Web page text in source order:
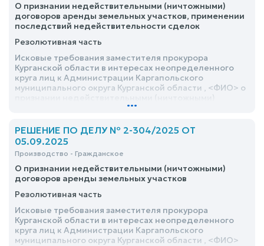
О признании недействительными (ничтожными)
договоров аренды земельных участков, применении
последствий недействительности сделок
Резолютивная часть
Исковые требования заместителя прокурора
Курганской области в интересах неопределенного
круга лиц к Администрации Каргапольского
муниципального округа Курганской области , <ФИО> о
договоров аренды земельных участков, применении
удовлетворить
...
РЕШЕНИЕ ПО ДЕЛУ № 2-304/2025 ОТ
05.09.2025
Производство - Гражданское
О признании недействительными (ничтожными)
договоров аренды земельных участков
Резолютивная часть
Исковые требования заместителя прокурора
Курганской области в интересах неопределенного
круга лиц к Администрации Каргапольского
муниципального округа Курганской области , <ФИО>